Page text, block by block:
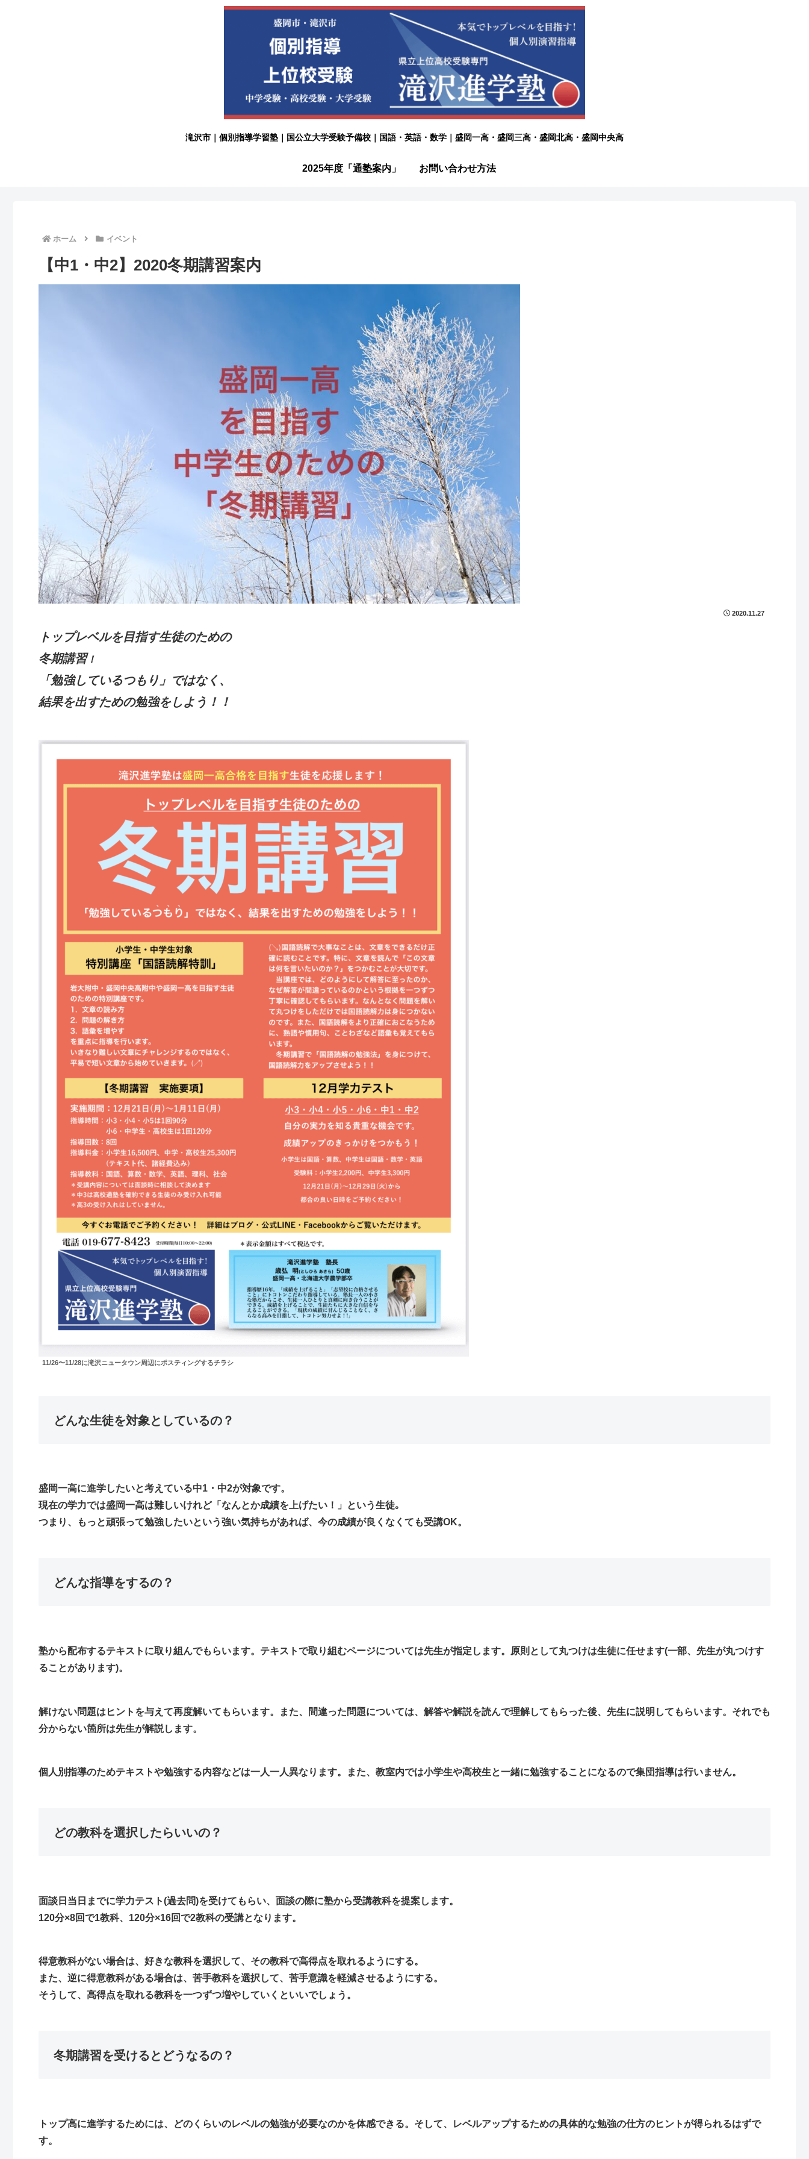
滝沢市｜個別指導学習塾｜国公立大学受験予備校｜国語・英語・数学｜盛岡一高・盛岡三高・盛岡北高・盛岡中央高
2025年度「通塾案内」 お問い合わせ方法
ホーム イベント
【中1・中2】2020冬期講習案内
2020.11.27
トップレベルを目指す生徒のための
冬期講習！
「勉強しているつもり」ではなく、
結果を出すための勉強をしよう！！
11/26〜11/28に滝沢ニュータウン周辺にポスティングするチラシ
どんな生徒を対象としているの？
盛岡一高に進学したいと考えている中1・中2が対象です。
現在の学力では盛岡一高は難しいけれど「なんとか成績を上げたい！」という生徒｡
つまり、もっと頑張って勉強したいという強い気持ちがあれば、今の成績が良くなくても受講OK。
どんな指導をするの？
塾から配布するテキストに取り組んでもらいます。テキストで取り組むページについては先生が指定します。原則として丸つけは生徒に任せます(一部、先生が丸つけす
ることがあります)。
解けない問題はヒントを与えて再度解いてもらいます。また、間違った問題については、解答や解説を読んで理解してもらった後、先生に説明してもらいます。それでも
分からない箇所は先生が解説します。
個人別指導のためテキストや勉強する内容などは一人一人異なります。また、教室内では小学生や高校生と一緒に勉強することになるので集団指導は行いません。
どの教科を選択したらいいの？
面談日当日までに学力テスト(過去問)を受けてもらい、面談の際に塾から受講教科を提案します。
120分×8回で1教科、120分×16回で2教科の受講となります。
得意教科がない場合は、好きな教科を選択して、その教科で高得点を取れるようにする。
また、逆に得意教科がある場合は、苦手教科を選択して、苦手意識を軽減させるようにする。
そうして、高得点を取れる教科を一つずつ増やしていくといいでしょう。
冬期講習を受けるとどうなるの？
トップ高に進学するためには、どのくらいのレベルの勉強が必要なのかを体感できる。そして、レベルアップするための具体的な勉強の仕方のヒントが得られるはずで
す。